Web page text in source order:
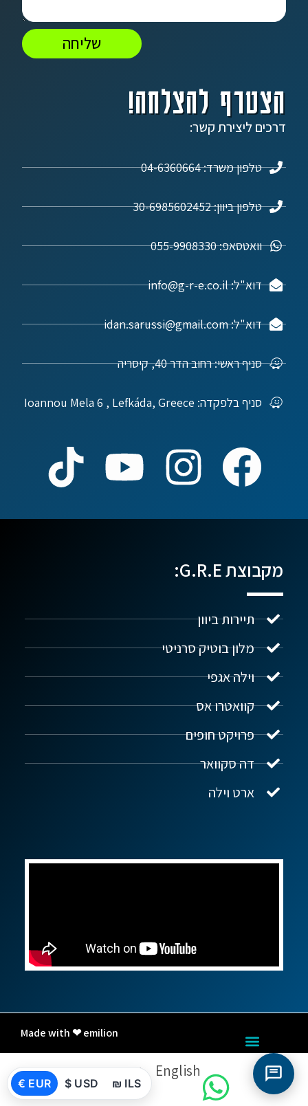
הצטרף להצלחה!
דרכים ליצירת קשר:
טלפון משרד: 04-6360664
טלפון ביוון: 30-6985602452
וואטסאפ: 055-9908330
דוא"ל: info@g-r-e.co.il
דוא"ל: idan.sarussi@gmail.com
סניף ראשי: רחוב הדר 40, קיסריה
סניף בלפקדה: Ioannou Mela 6 , Lefkáda, Greece
שליחה
מקבוצת G.R.E:
תיירות ביוון
מלון בוטיק סרניטי
וילה אגפי
קוואטרו אס
פרויקט חופים
דה סקוואר
ארט וילה
Made with ❤ emilion
English עברית
€ EUR $ USD ₪ ILS
נדל"ן ביוון G.R.E
שלום! איך אפשר לעזור?